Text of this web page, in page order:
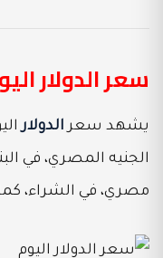
سعر الدولار
يشهد سعرالدولار
مصري، في الشراء، كما سجل 30.8157